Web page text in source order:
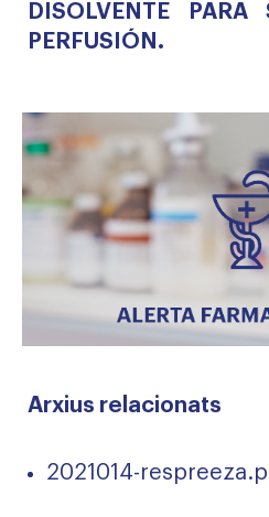
Arxius relacionats
2021014-
DISOLVENTE PARA
PERFUSIÓN.